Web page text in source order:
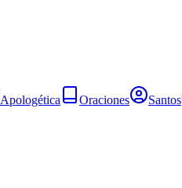
Apologética Oraciones Santos